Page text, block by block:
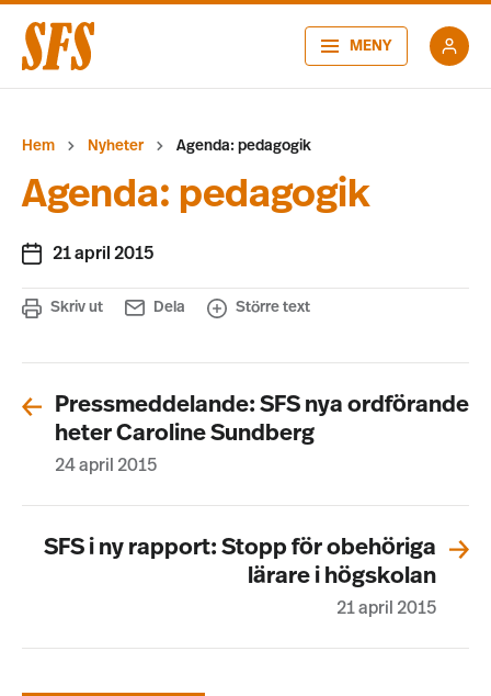
MENY
Hem Nyheter Agenda: pedagogik
Agenda: pedagogik
21 april 2015
Skriv ut Dela Större text
Pressmeddelande: SFS nya ordförande
heter Caroline Sundberg
24 april 2015
SFS i ny rapport: Stopp för obehöriga
lärare i högskolan
21 april 2015